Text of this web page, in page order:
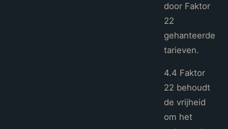
door Faktor
22
gehanteerde
tarieven.
4.4 Faktor
22 behoudt
de vrijheid
om het